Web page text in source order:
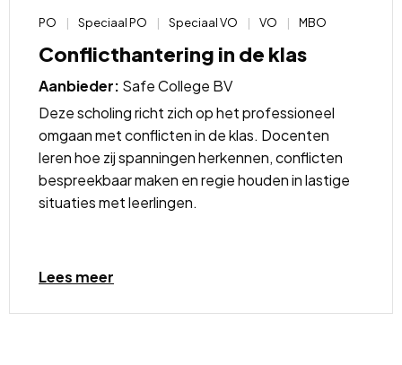
PO Speciaal PO Speciaal VO VO MBO
Conflicthantering in de klas
Aanbieder: Safe College BV
Deze scholing richt zich op het professioneel
omgaan met conflicten in de klas. Docenten
leren hoe zij spanningen herkennen, conflicten
bespreekbaar maken en regie houden in lastige
situaties met leerlingen.
Lees meer
over